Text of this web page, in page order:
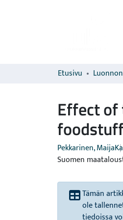
Etusivu
Effect
Pekkarinen, Maija
Suomen
Tämän
ole
tiedoissa